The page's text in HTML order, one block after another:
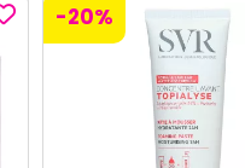
-20%